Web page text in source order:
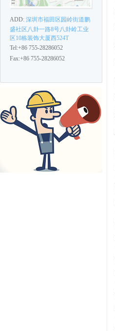
ADD: 深圳市福田区园岭街道鹏
盛社区八卦一路8号八卦岭工业
区10栋装饰大厦西524T
Tel:+86 755-28286052
Fax:+86 755-28286052